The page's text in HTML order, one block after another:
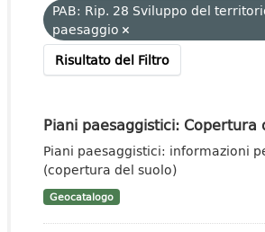
PAB: Rip. 28 Sviluppo del
paesaggio
Risultato del Filtro
Piani paesaggistici: Copertura
Piani paesaggistici: informazioni
(copertura del suolo)
Geocatalogo